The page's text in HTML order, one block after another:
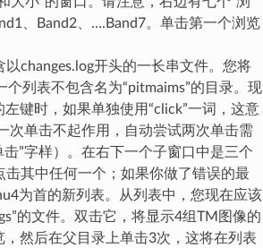
、Band2、….Band7。单击第一个浏览
changes.log开头的一长串文件。您将
列表不包含名为“pitmaims”的目录。现
键时，如果单独使用“click”一词，这意
次单击不起作用，自动尝试两次单击需
”字样）。在右下一个子窗口中是三个
其中任何一个；如果你做了错误的最
为首的新列表。从列表中，您现在应该
的文件。双击它，将显示4组TM图像的
然后在父目录上单击3次，这将在列表